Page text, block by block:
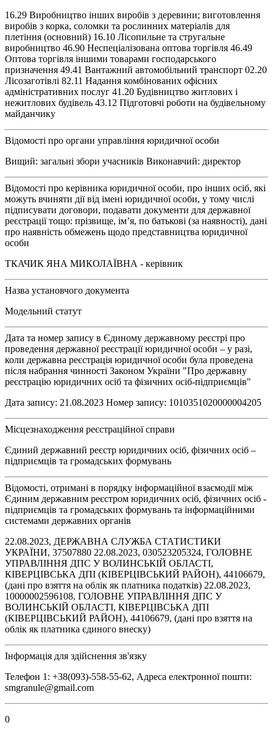
16.29 Виробництво інших виробів з деревини; виготовлення
виробів з корка, соломки та рослинних матеріалів для
плетіння (основний) 16.10 Лісопильне та стругальне
виробництво 46.90 Неспеціалізована оптова торгівля 46.49
Оптова торгівля іншими товарами господарського
призначення 49.41 Вантажний автомобільний транспорт 02.20
Лісозаготівлі 82.11 Надання комбінованих офісних
адміністративних послуг 41.20 Будівництво житлових і
нежитлових будівель 43.12 Підготовчі роботи на будівельному
майданчику
Відомості про органи управління юридичної особи
Вищий: загальні збори учасників Виконавчий: директор
Відомості про керівника юридичної особи, про інших осіб, які
можуть вчиняти дії від імені юридичної особи, у тому числі
підписувати договори, подавати документи для державної
реєстрації тощо: прізвище, ім’я, по батькові (за наявності), дані
про наявність обмежень щодо представництва юридичної
особи
ТКАЧИК ЯНА МИКОЛАЇВНА - керівник
Назва установчого документа
Модельний статут
Дата та номер запису в Єдиному державному реєстрі про
проведення державної реєстрації юридичної особи – у разі,
коли державна реєстрація юридичної особи була проведена
після набрання чинності Законом України "Про державну
реєстрацію юридичних осіб та фізичних осіб-підприємців"
Дата запису: 21.08.2023 Номер запису: 1010351020000004205
Місцезнаходження реєстраційної справи
Єдиний державний реєстр юридичних осіб, фізичних осіб –
підприємців та громадських формувань
Відомості, отримані в порядку інформаційної взаємодії між
Єдиним державним реєстром юридичних осіб, фізичних осіб -
підприємців та громадських формувань та інформаційними
системами державних органів
22.08.2023, ДЕРЖАВНА СЛУЖБА СТАТИСТИКИ
УКРАЇНИ, 37507880 22.08.2023, 030523205324, ГОЛОВНЕ
УПРАВЛІННЯ ДПС У ВОЛИНСЬКІЙ ОБЛАСТІ,
КІВЕРЦІВСЬКА ДПІ (КІВЕРЦІВСЬКИЙ РАЙОН), 44106679,
(дані про взяття на облік як платника податків) 22.08.2023,
10000002596108, ГОЛОВНЕ УПРАВЛІННЯ ДПС У
ВОЛИНСЬКІЙ ОБЛАСТІ, КІВЕРЦІВСЬКА ДПІ
(КІВЕРЦІВСЬКИЙ РАЙОН), 44106679, (дані про взяття на
облік як платника єдиного внеску)
Інформація для здійснення зв'язку
Телефон 1: +38(093)-558-55-62, Адреса електронної пошти:
smgranule@gmail.com
0